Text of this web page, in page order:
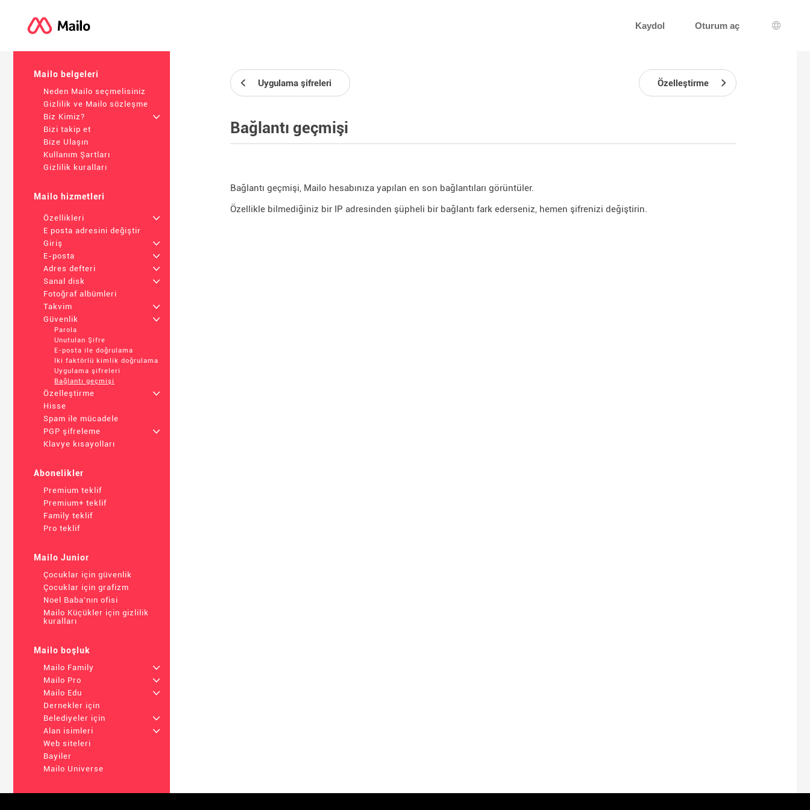
Kaydol Oturum aç
Dil
Mailo belgeleri
Neden Mailo seçmelisiniz
Gizlilik ve Mailo sözleşme
Biz Kimiz?
+
Bizi takip et
Bize Ulaşın
Kullanım Şartları
Gizlilik kuralları
Mailo hizmetleri
Özellikleri
+
E posta adresini değiştir
Giriş
+
E-posta
+
Adres defteri
+
Sanal disk
+
Fotoğraf albümleri
Takvim
+
Güvenlik
+
Parola
Unutulan Şifre
E-posta ile doğrulama
Iki faktörlü kimlik doğrulama
Uygulama şifreleri
Bağlantı geçmişi
Özelleştirme
+
Hisse
Spam ile mücadele
PGP şifreleme
+
Klavye kısayolları
Abonelikler
Premium teklif
Premium+ teklif
Family teklif
Pro teklif
Mailo Junior
Çocuklar için güvenlik
Çocuklar için grafizm
Noel Baba'nın ofisi
Mailo Küçükler için gizlilik
kuralları
Mailo boşluk
Mailo Family
+
Mailo Pro
+
Mailo Edu
+
Dernekler için
Belediyeler için
+
Alan isimleri
+
Web siteleri
Bayiler
Mailo Universe
Uygulama şifreleri Özelleştirme
Bağlantı geçmişi
Bağlantı geçmişi, Mailo hesabınıza yapılan en son bağlantıları görüntüler.
Özellikle bilmediğiniz bir IP adresinden şüpheli bir bağlantı fark ederseniz, hemen şifrenizi değiştirin.